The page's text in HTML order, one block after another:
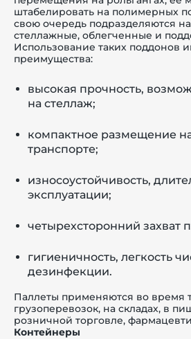
штабелировать на полимерных
свою очередь подразделяются
стеллажные, облегченные и
Использование таких поддонов
преимущества:
высокая прочность,
на стеллаж;
компактное размещение
транспорте;
износоустойчивость,
эксплуатации;
четырехсторонний захват
гигиеничность, легкость
дезинфекции.
Паллеты применяются во время
грузоперевозок, на складах, в
розничной торговле,
Контейнеры